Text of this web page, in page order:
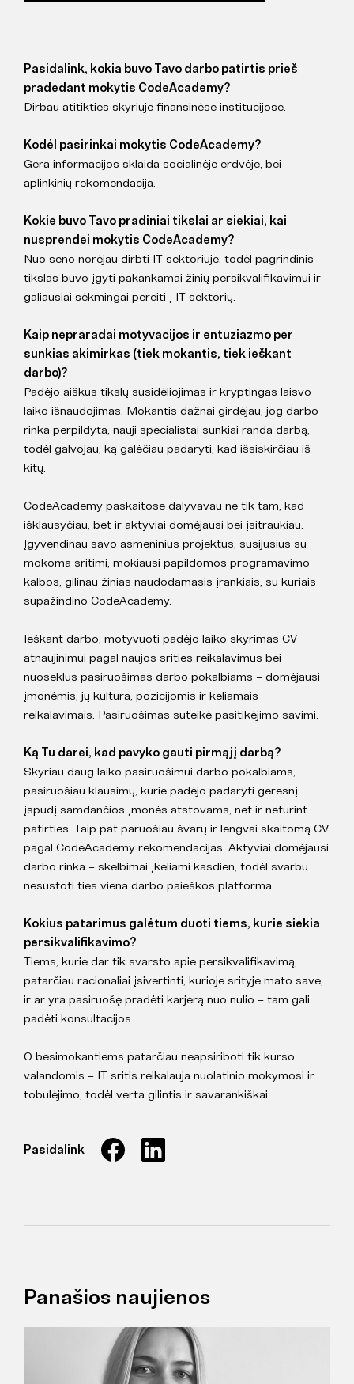
Pasidalink, kokia buvo Tavo darbo patirtis prieš
pradedant mokytis CodeAcademy?
Dirbau atitikties skyriuje finansinėse institucijose.
Kodėl pasirinkai mokytis CodeAcademy?
Gera informacijos sklaida socialinėje erdvėje, bei
aplinkinių rekomendacija.
Kokie buvo Tavo pradiniai tikslai ar siekiai, kai
nusprendei mokytis CodeAcademy?
Nuo seno norėjau dirbti IT sektoriuje, todėl pagrindinis
tikslas buvo įgyti pakankamai žinių persikvalifikavimui ir
galiausiai sėkmingai pereiti į IT sektorių.
Kaip nepraradai motyvacijos ir entuziazmo per
sunkias akimirkas (tiek mokantis, tiek ieškant
darbo)?
Padėjo aiškus tikslų susidėliojimas ir kryptingas laisvo
laiko išnaudojimas. Mokantis dažnai girdėjau, jog darbo
rinka perpildyta, nauji specialistai sunkiai randa darbą,
todėl galvojau, ką galėčiau padaryti, kad išsiskirčiau iš
kitų.
CodeAcademy paskaitose dalyvavau ne tik tam, kad
išklausyčiau, bet ir aktyviai domėjausi bei įsitraukiau.
Įgyvendinau savo asmeninius projektus, susijusius su
mokoma sritimi, mokiausi papildomos programavimo
kalbos, gilinau žinias naudodamasis įrankiais, su kuriais
supažindino CodeAcademy.
Ieškant darbo, motyvuoti padėjo laiko skyrimas CV
atnaujinimui pagal naujos srities reikalavimus bei
nuoseklus pasiruošimas darbo pokalbiams – domėjausi
įmonėmis, jų kultūra, pozicijomis ir keliamais
reikalavimais. Pasiruošimas suteikė pasitikėjimo savimi.
Ką Tu darei, kad pavyko gauti pirmąjį darbą?
Skyriau daug laiko pasiruošimui darbo pokalbiams,
pasiruošiau klausimų, kurie padėjo padaryti geresnį
įspūdį samdančios įmonės atstovams, net ir neturint
patirties. Taip pat paruošiau švarų ir lengvai skaitomą CV
pagal CodeAcademy rekomendacijas. Aktyviai domėjausi
darbo rinka – skelbimai įkeliami kasdien, todėl svarbu
nesustoti ties viena darbo paieškos platforma.
Kokius patarimus galėtum duoti tiems, kurie siekia
persikvalifikavimo?
Tiems, kurie dar tik svarsto apie persikvalifikavimą,
patarčiau racionaliai įsivertinti, kurioje srityje mato save,
ir ar yra pasiruošę pradėti karjerą nuo nulio – tam gali
padėti konsultacijos.
O besimokantiems patarčiau neapsiriboti tik kurso
valandomis – IT sritis reikalauja nuolatinio mokymosi ir
tobulėjimo, todėl verta gilintis ir savarankiškai.
Pasidalink
Panašios naujienos